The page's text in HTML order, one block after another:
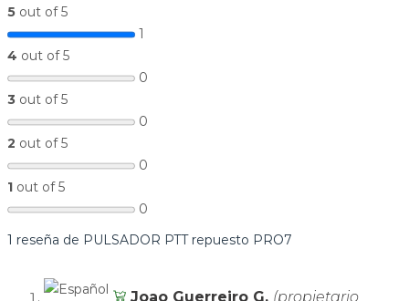
5 out of 5
1
4 out of 5
0
3 out of 5
0
2 out of 5
0
1 out of 5
0
1 reseña de PULSADOR PTT repuesto PRO7
Joao Guerreiro G. (propietario